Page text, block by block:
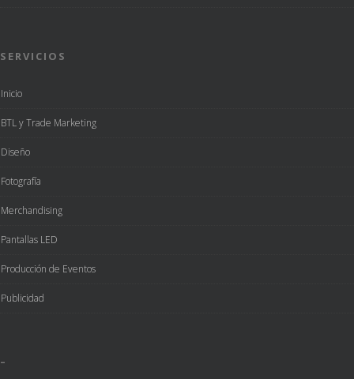
SERVICIOS
Inicio
BTL y Trade Marketing
Diseño
Fotografía
Merchandising
Pantallas LED
Producción de Eventos
Publicidad
–